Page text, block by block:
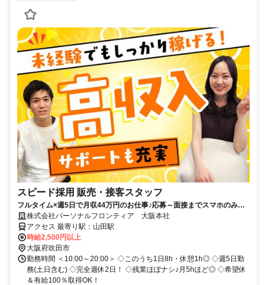
スピード採用 販売・接客スタッフ
フルタイム×週5日で月収44万円のお仕事♪応募～面接までスマホのみで
完結！履歴書不要◎
株式会社パーソナルフロンティア 大阪本社
アクセス 最寄り駅：山田駅
時給2,500円以上
大阪府吹田市
勤務時間 ＜10:00～20:00＞ ◇このうち1日8h・休憩1h◎ ◇週5日勤
務(土日含む) ◇完全週休2日！ ◇残業ほぼナシ♪月5hほど◎ ◇希望休
＆有給100％取得OK！